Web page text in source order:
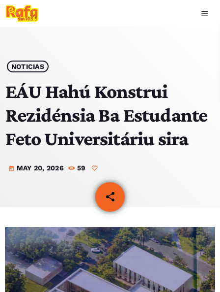
menu
play_arrow OUVIR RAFA
HOME
NOTISIA
EKIPA
PROGRAMA SIRA
VÍDEO SIRA
EVENTU SIRA
NOTICIAS
EÁU Hahú Konstrui
Rezidénsia Ba Estudante
Feto Universitáriu sira
today MAY 20, 2026 59
share
email